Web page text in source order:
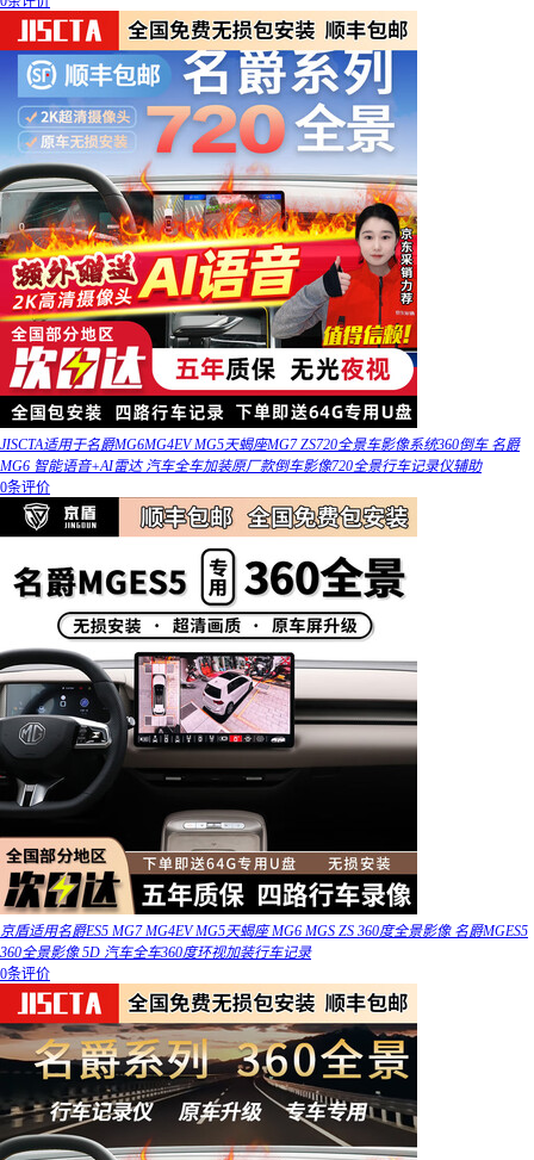
JISCTA适用于名爵MG6MG4EV MG5天蝎座MG7 ZS720全景车影像系统360倒车 名爵
MG6 智能语音+AI雷达 汽车全车加装原厂款倒车影像720全景行车记录仪辅助
0条评价
京盾适用名爵ES5 MG7 MG4EV MG5天蝎座 MG6 MGS ZS 360度全景影像 名爵MGES5
360全景影像 5D 汽车全车360度环视加装行车记录
0条评价